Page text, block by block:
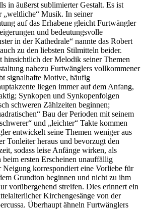
in äußerst sublimierter Gestalt. Es ist
„weltliche“ Musik. In seiner
auf das Erhabene gleicht Furtwängler
und bedeutungsvolle
in der Kathedrale“ nannte das Robert
zu den liebsten Stilmitteln beider.
hinsichtlich der Melodik seiner Themen
nahezu Furtwänglers vollkommener
signalhafte Motive, häufig
liegen immer auf dem Anfang,
Synkopen und Synkopenfolgen
schweren Zählzeiten beginnen;
Bau der Perioden mit seinem
und „leichter“ Takte kommen
entwickelt seine Themen weniger aus
Tonleiter heraus und bevorzugt den
sodass leise Anfänge wirken, als
ersten Erscheinen unauffällig
Neigung korrespondiert eine Vorliebe für
Grundton beginnen und nicht zu ihm
vorübergehend streifen. Dies erinnert ein
Kirchengesänge von der
Überhaupt ähneln Furtwänglers